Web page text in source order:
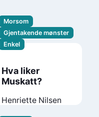
Morsom
Gjentakende mønster
Enkel
Hva liker
Muskatt?
Henriette Nilsen